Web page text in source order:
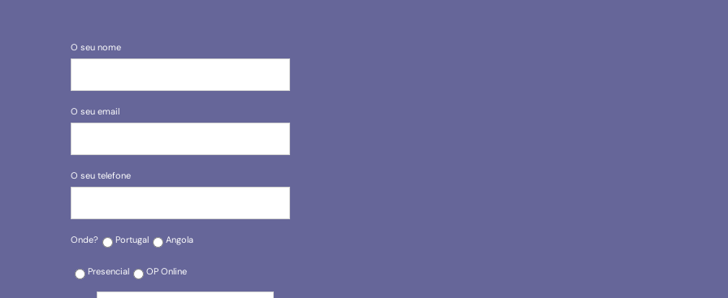
O seu nome
O seu email
O seu telefone
Onde? Portugal Angola
Presencial OP Online